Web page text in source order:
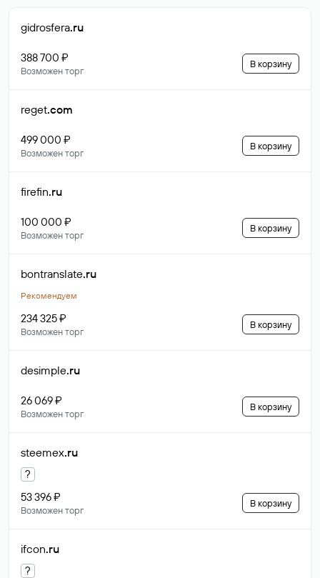
gidrosfera.ru
388 700 ₽
Возможен торг
В корзину
reget.com
499 000 ₽
Возможен торг
В корзину
firefin.ru
100 000 ₽
Возможен торг
В корзину
bontranslate.ru
Рекомендуем
234 325 ₽
Возможен торг
В корзину
desimple.ru
26 069 ₽
Возможен торг
В корзину
steemex.ru
?
53 396 ₽
Возможен торг
В корзину
ifcon.ru
?